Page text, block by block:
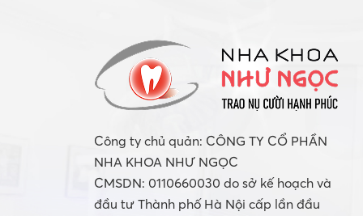
Công ty chủ quản: CÔNG TY CỔ PHẦN
NHA KHOA NHƯ NGỌC
CMSDN: 0110660030 do sở kế hoạch và
đầu tư Thành phố Hà Nội cấp lần đầu